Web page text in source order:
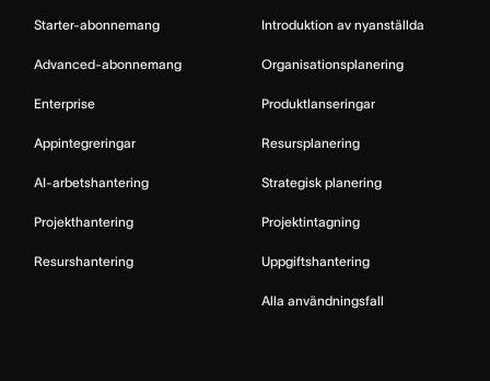
Starter-abonnemang
Advanced-abonnemang
Enterprise
Appintegreringar
AI-arbetshantering
Projekthantering
Resurshantering
Introduktion av nyanställda
Organisationsplanering
Produktlanseringar
Resursplanering
Strategisk planering
Projektintagning
Uppgiftshantering
Alla användningsfall